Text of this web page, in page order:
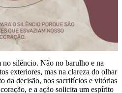
no silêncio. Não no barulho e na
exteriores, mas na clareza do olhar
da decisão, nos sacrifícios e vitórias
e a ação solicita um espírito